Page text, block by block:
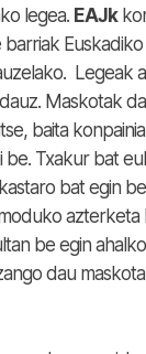
legea. EAJk
Legeak
Maskotak
baita
Txakur bat
bat egin
be egin
dau